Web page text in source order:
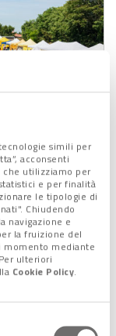
simili per
acconsenti
utilizziamo per
e per finalità
le tipologie di
Chiudendo
navigazione e
la fruizione del
mediante
ulteriori
Cookie Policy.
– Festa del carciofo